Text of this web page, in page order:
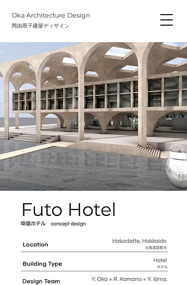
Oka Architecture Design
​岡由雨子建築ディザイン